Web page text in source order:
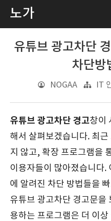
노가
유튜브 광고차단
차단방
NOGAA IT
유튜브 광고차단 경고창이
해서 살펴보겠습니다. 최
지 않고, 확장 프로그램을
이용자들이 많아졌습니다.
에 알려진 차단 방법들을
유튜브 광고차단 경고문을
용하는 프로그램은 더 이